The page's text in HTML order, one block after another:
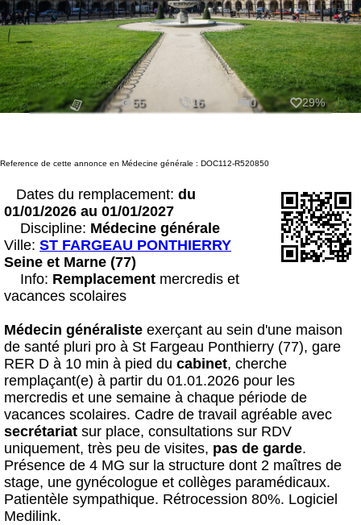
55 16 0 29%
Reference de cette annonce en Médecine générale : DOC112-R520850
Dates du remplacement: du
01/01/2026 au 01/01/2027
Discipline: Médecine générale
Ville: ST FARGEAU PONTHIERRY
Seine et Marne (77)
Info: Remplacement mercredis et
vacances scolaires
Médecin généraliste exerçant au sein d'une maison
de santé pluri pro à St Fargeau Ponthierry (77), gare
RER D à 10 min à pied du cabinet, cherche
remplaçant(e) à partir du 01.01.2026 pour les
mercredis et une semaine à chaque période de
vacances scolaires. Cadre de travail agréable avec
secrétariat sur place, consultations sur RDV
uniquement, très peu de visites, pas de garde.
Présence de 4 MG sur la structure dont 2 maîtres de
stage, une gynécologue et collèges paramédicaux.
Patientèle sympathique. Rétrocession 80%. Logiciel
Medilink.